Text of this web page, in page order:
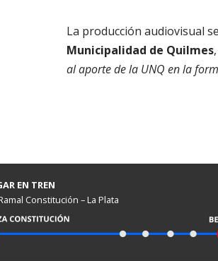
La producción audiovisual
Municipalidad de Quilmes
al aporte de la UNQ en la
EN TREN
Constitución – La Plata